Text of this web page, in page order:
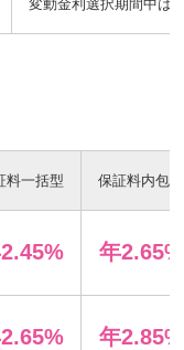
変動金利選択期間中は
料一括型 保証料内包型
年2.65%
年2.85%